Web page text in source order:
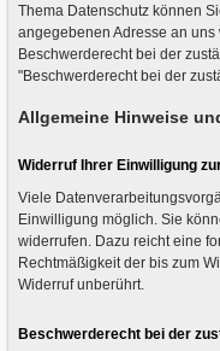
Thema Datenschutz können
angegebenen Adresse an
Beschwerderecht bei der
"Beschwerderecht bei der
Allgemeine Hinweise
Widerruf Ihrer Einwilligung
Viele
Einwilligung möglich. Sie
widerrufen. Dazu reicht eine
Rechtmäßigkeit der bis zum
Widerruf unberührt.
Beschwerderecht bei der